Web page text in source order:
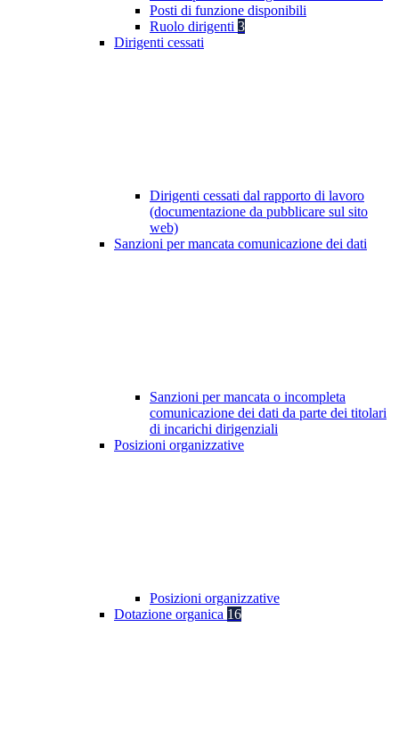
Posti di funzione disponibili
Ruolo dirigenti 3
Dirigenti cessati
Dirigenti cessati dal rapporto di lavoro
(documentazione da pubblicare sul sito
web)
Sanzioni per mancata comunicazione dei dati
Sanzioni per mancata o incompleta
comunicazione dei dati da parte dei titolari
di incarichi dirigenziali
Posizioni organizzative
Posizioni organizzative
Dotazione organica 16